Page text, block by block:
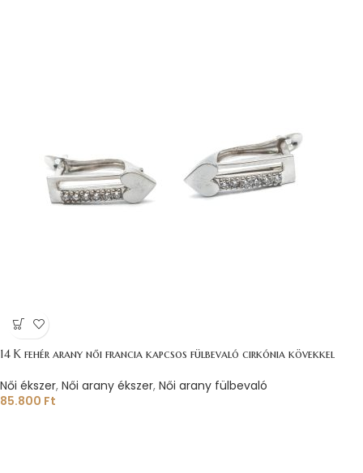
14 K fehér arany női francia kapcsos fülbevaló cirkónia kövekkel
Női ékszer, Női arany ékszer, Női arany fülbevaló
85.800 Ft